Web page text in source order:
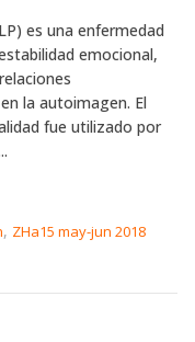
es una enfermedad
emocional,
la autoimagen. El
fue utilizado por
, ZHa15 may-jun 2018